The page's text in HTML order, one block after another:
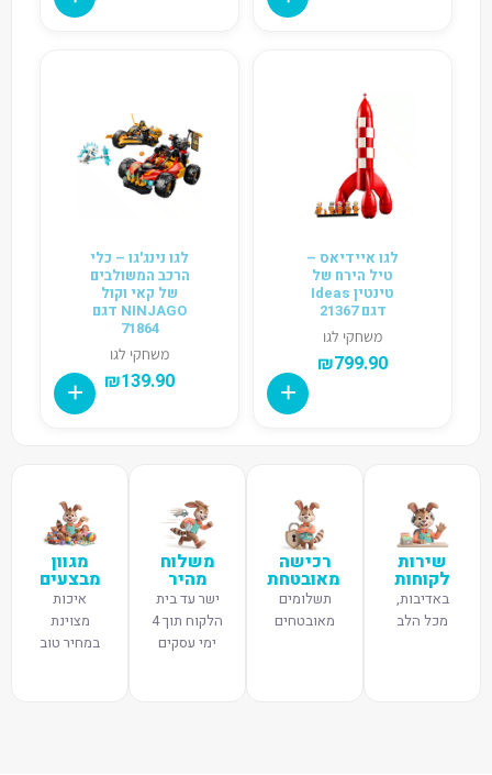
לגו איידיאס –
טיל הירח של
טינטין Ideas
דגם 21367
משחקי לגו
₪799.90
לגו נינג'גו – כלי
הרכב המשולבים
של קאי וקול
NINJAGO דגם
71864
משחקי לגו
₪139.90
שירות
לקוחות
באדיבות,
מכל הלב
רכישה
מאובטחת
תשלומים
מאובטחים
משלוח
מהיר
ישר עד בית
הלקוח תוך 4
ימי עסקים
מגוון
מבצעים
איכות
מצוינת
במחיר טוב